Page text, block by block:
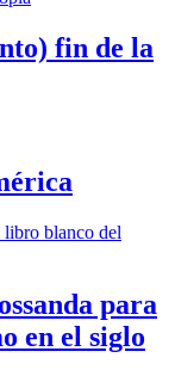
fin de la
para
en el siglo